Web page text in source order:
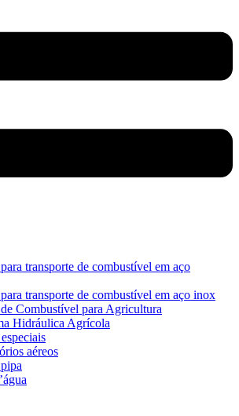
transporte de combustível em aço
transporte de combustível em aço inox
Combustível para Agricultura
Hidráulica Agrícola
aéreos